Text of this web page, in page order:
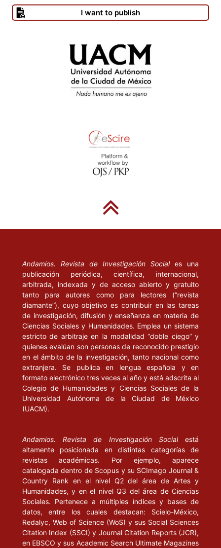
I want to publish
Andamios. Revista de Investigación Social es una
publicación periódica, científica, internacional,
arbitrada, indexada y de acceso abierto y gratuito
tanto para autores como para lectores (“revista
diamante”), cuyo objetivo es contribuir en las tareas
de investigación, difusión y enseñanza en materia de
Ciencias Sociales y Humanidades. Emplea un sistema
estricto de arbitraje en la modalidad “doble ciego” y
quienes evalúan son personas de reconocido prestigio
en el ámbito de la investigación, tanto nacional como
extranjera. Se publica en lengua española y en
formato electrónico tres veces al año y está adscrita al
Colegio de Humanidades y Ciencias Sociales de la
Universidad Autónoma de la Ciudad de México
(UACM).
Andamios. Revista de Investigación Socialestá
altamente posicionada en distintas categorías de
revistas académicas. Por ejemplo, aparece
catalogada dentro de Scopus y su SCImago Journal &
Country Rank en el nivel Q2 del área de Artes y
Humanidades, y en el nivel Q3 del área de Ciencias
Sociales. Pertenece a múltiples índices y bases de
datos, entre los cuales destacan: Scielo-México,
Redalyc, Web of Science (WoS) y sus Social Sciences
Citation Index (SSCI) y Journal Citation Reports (JCR),
en EBSCO y sus Academic Search Ultimate Magazines